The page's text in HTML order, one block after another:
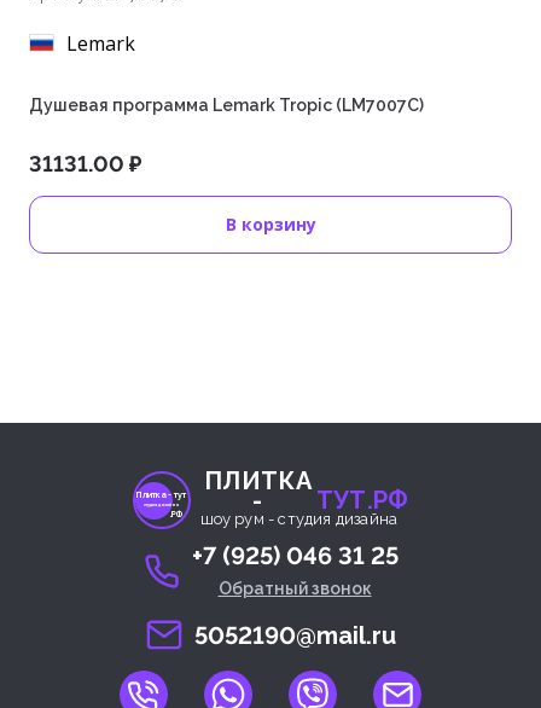
Lemark
Душевая программа Lemark Tropic (LM7007C)
31131.00 ₽
В корзину
ПЛИТКА
- ТУТ.РФ
шоу рум - студия дизайна
Плитка- тут
студия дизайна
.РФ
+7 (925) 046 31 25
Обратный звонок
5052190@mail.ru